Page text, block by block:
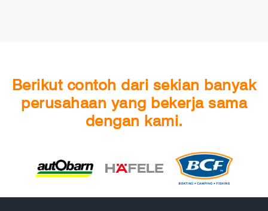
Berikut contoh dari sekian banyak
perusahaan yang bekerja sama
dengan kami.